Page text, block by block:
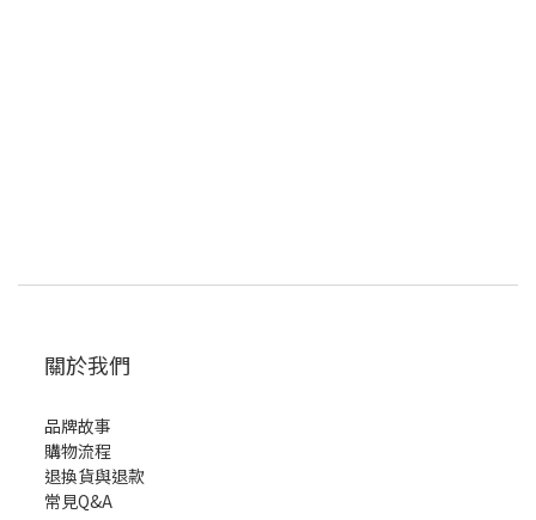
關於我們
品牌故事
購物流程
退換貨與退款
常見Q&A